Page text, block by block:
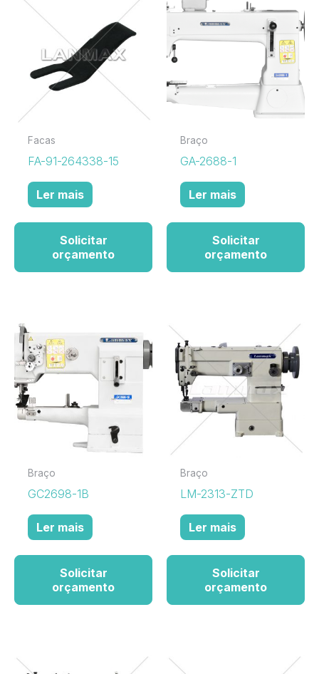
Facas
FA-91-264338-15
Ler mais
Solicitar
orçamento
Braço
GA-2688-1
Ler mais
Solicitar
orçamento
Braço
GC2698-1B
Ler mais
Solicitar
orçamento
Braço
LM-2313-ZTD
Ler mais
Solicitar
orçamento